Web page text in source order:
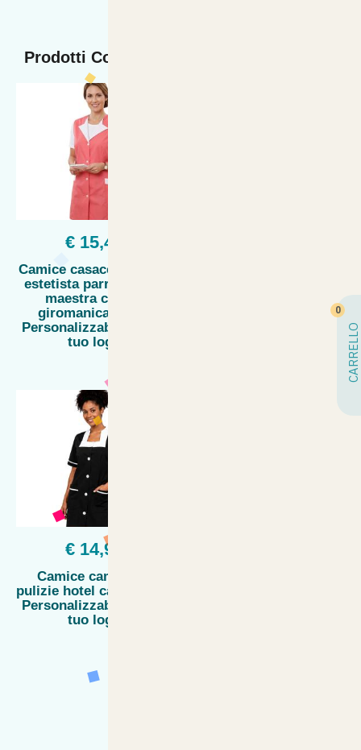
Prodotti Collegati
€ 15,44
Camice casacca bottoni
estetista parrucchiera
maestra cotone
giromanica casa -
Personalizzabile con il
tuo logo
scuola asilo lavoro vari
€ 14,90
Camice cameriera
pulizie hotel casa lavoro
Personalizzabile con il
tuo logo
CARRELLO
0